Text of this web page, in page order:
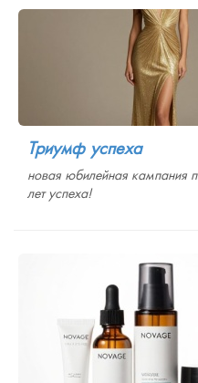
Триумф успеха
новая юбилейная кампания
лет успеха!